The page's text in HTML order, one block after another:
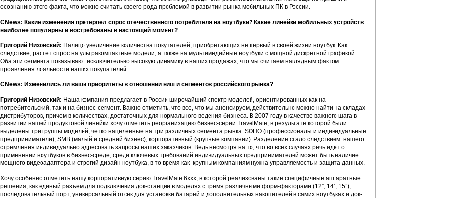
осознанию этого факта, что можно считать своего рода проблемой в развитии рынка мобильных ПК в России.
CNews: Какие изменения претерпел спрос отечественного потребителя на ноутбуки? Какие линейки мобильных устройств
наиболее популярны и востребованы в настоящий момент?
Григорий Низовский: Налицо увеличение количества покупателей, приобретающих не первый в своей жизни ноутбук. Как
следствие, растет спрос на ультракомпактные модели, а также на мультимедийные ноутбуки с мощной дискретной графикой.
Оба эти сегмента показывают исключительно высокую динамику в наших продажах, что мы считаем наглядным фактом
проявления лояльности наших покупателей.
CNews: Изменились ли ваши приоритеты в отношении ниш и сегментов российского рынка?
Григорий Низовский: Наша компания предлагает в России широчайший спектр моделей, ориентированных как на
потребительский, так и на бизнес-сегмент. Важно отметить, что все, что мы анонсируем, действительно можно найти на складах
дистрибуторов, причем в количествах, достаточных для нормального ведения бизнеса. В 2007 году в качестве важного шага в
развитии нашей продуктовой линейки хочу отметить реорганизацию бизнес-серии TravelMate, в результате которой были
выделены три группы моделей, четко нацеленные на три различных сегмента рынка: SOHO (профессионалы и индивидуальные
предприниматели), SMB (малый и средний бизнес), корпоративный (крупные компании). Разделение стало следствием нашего
стремления индивидуально адресовать запросы наших заказчиков. Ведь несмотря на то, что во всех случаях речь идет о
применении ноутбуков в бизнес-среде, среди ключевых требований индивидуальных предпринимателей может быть наличие
мощного видеоадаптера и строгий дизайн ноутбука, в то время как крупным компаниям нужна управляемость и защита данных.
Хочу особенно отметить нашу корпоративную серию TravelMate 6xxx, в которой реализованы такие специфичные аппаратные
решения, как единый разъем для подключения док-станции в моделях с тремя различными форм-факторами (12”, 14”, 15”),
последовательный порт, универсальный отсек для установки батарей и дополнительных накопителей в самих ноутбуках и док-